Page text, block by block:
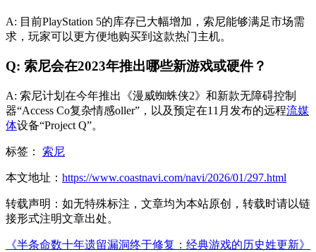
A: 目前PlayStation 5的库存已大幅增加，索尼能够满足市场需
求，玩家可以更方便地购买到这款热门主机。
Q: 索尼会在2023年推出哪些新游戏或硬件？
A: 索尼计划在今年推出《漫威蜘蛛侠2》和新款无障碍控制
器“Access Co复杂情感oller”，以及预定在11月发布的远程流媒
体设备“Project Q”。
标签： 索尼
本文地址： https://www.coastnavi.com/navi/2026/01/297.html
转载声明： 如无特殊标注，文章均为本站原创，转载时请以链
接形式注明文章出处。
《半条命数十年遗留漏洞终于修复：经典游戏的历史姓更新》